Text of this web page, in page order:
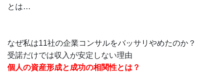
とは…
なぜ私は11社の企業コンサルをバッサリやめたのか？
受諾だけでは収入が安定しない理由
個人の資産形成と成功の相関性とは？